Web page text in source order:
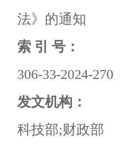
法》的通知
索 引 号：
306-33-2024-270
发文机构：
科技部;财政部